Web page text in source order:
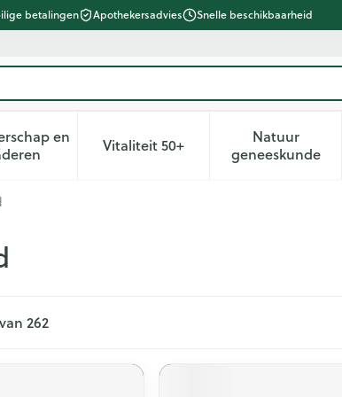
betalingen Apothekersadvies Snelle beschikbaarheid
en hygiëne categorie
Dieet, voeding en vitamines categorie
en
Toon submenu voor Zwangerschap en kinderen
Vitaliteit 50+Toon submenu voor Vitaliteit
Natuur
geneeskunde
Toon
van 262